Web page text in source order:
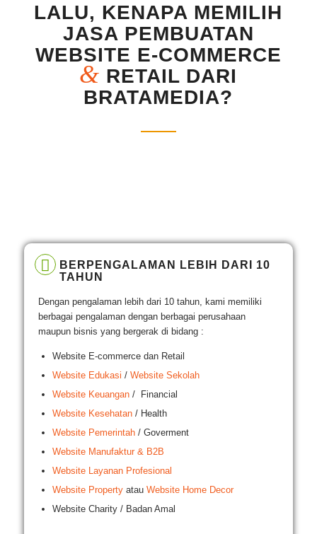
LALU, KENAPA MEMILIH
JASA PEMBUATAN
WEBSITE E-COMMERCE
& RETAIL DARI
BRATAMEDIA?
BERPENGALAMAN LEBIH DARI 10
TAHUN
Dengan pengalaman lebih dari 10 tahun, kami memiliki
berbagai pengalaman dengan berbagai perusahaan
maupun bisnis yang bergerak di bidang :
Website E-commerce dan Retail
Website Edukasi / Website Sekolah
Website Keuangan/ Financial
Website Kesehatan/ Health
Website Pemerintah/ Goverment
Website Manufaktur & B2B
Website Layanan Profesional
Website Propertyatau Website Home Decor
Website Charity / Badan Amal